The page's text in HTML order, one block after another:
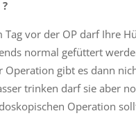
Tag vor der OP darf Ihre
normal gefüttert
Operation gibt es dann
trinken darf sie aber
Operation